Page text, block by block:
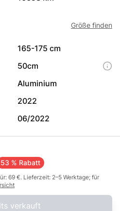
Größe finden
165-175 cm
50cm
Aluminium
2022
06/2022
53 % Rabatt
69 €. Lieferzeit: 2–5 Werktage; für
verkauft